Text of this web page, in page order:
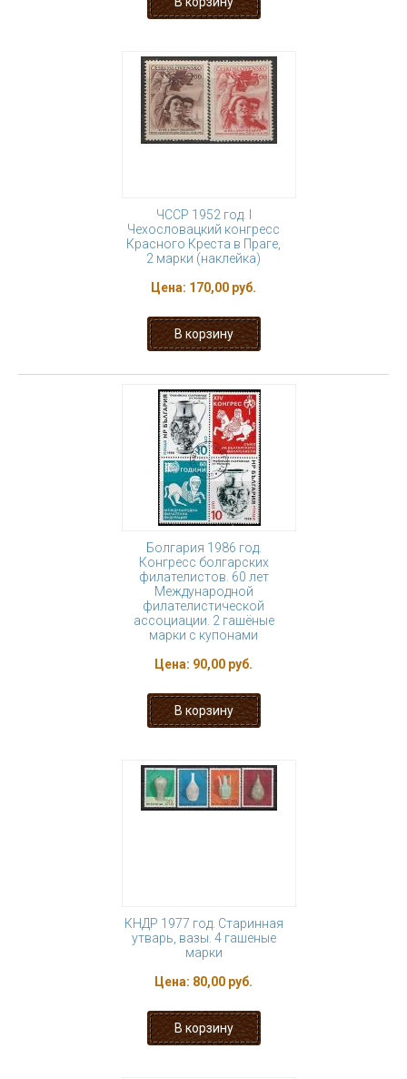
ЧССР 1952 год. I
Чехословацкий конгресс
Красного Креста в Праге,
2 марки (наклейка)
Цена: 170,00 руб.
Болгария 1986 год.
Конгресс болгарских
филателистов. 60 лет
Международной
филателистической
ассоциации. 2 гашёные
марки с купонами
Цена: 90,00 руб.
КНДР 1977 год. Старинная
утварь, вазы. 4 гашеные
марки
Цена: 80,00 руб.